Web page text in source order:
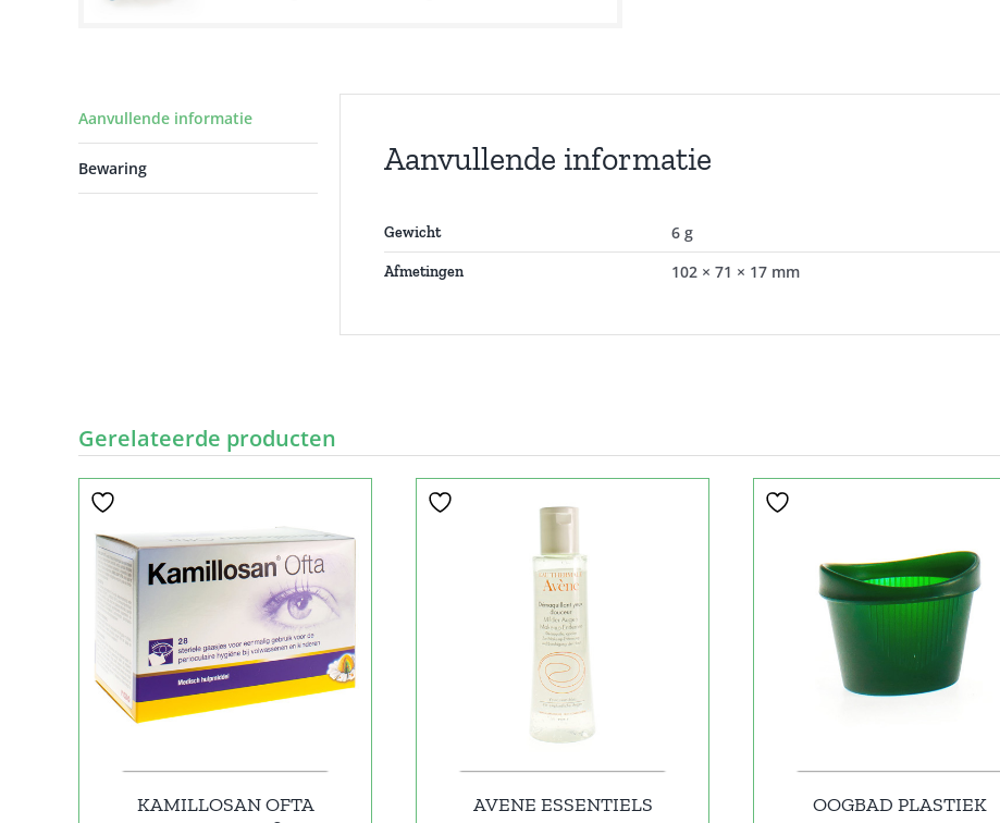
Aanvullende informatie
Bewaring Aanvullende informatie
Gewicht 6 g
Afmetingen 102 × 71 × 17 mm
Gerelateerde producten
KAMILLOSAN OFTA
AVENE ESSENTIELS
OOGBAD PLASTIEK